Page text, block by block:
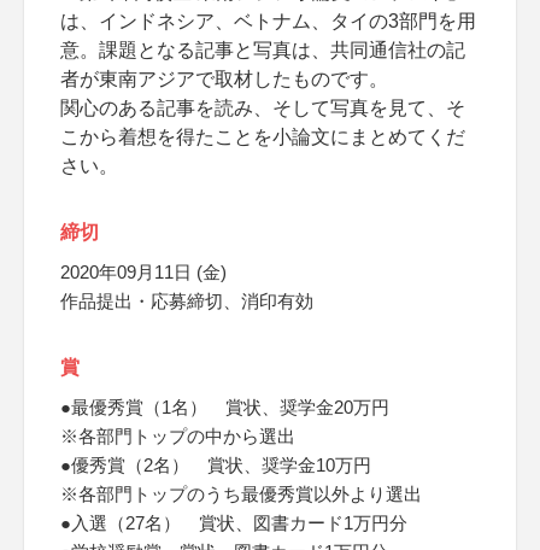
は、インドネシア、ベトナム、タイの3部門を用
意。課題となる記事と写真は、共同通信社の記
者が東南アジアで取材したものです。
関心のある記事を読み、そして写真を見て、そ
こから着想を得たことを小論文にまとめてくだ
さい。
締切
2020年09月11日 (金)
作品提出・応募締切、消印有効
賞
●最優秀賞（1名） 賞状、奨学金20万円
※各部門トップの中から選出
●優秀賞（2名） 賞状、奨学金10万円
※各部門トップのうち最優秀賞以外より選出
●入選（27名） 賞状、図書カード1万円分